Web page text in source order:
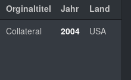
Orginaltitel Jahr Land
Collateral 2004 USA